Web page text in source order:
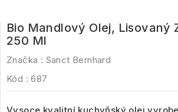
Bio Mandlový Olej, Lisovaný
250 Ml
Značka : Sanct Bernhard
Kód : 687
Vysoce kvalitní kuchyňský olej